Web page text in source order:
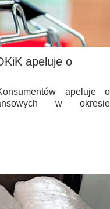
apeluje o
apeluje o
w okresie